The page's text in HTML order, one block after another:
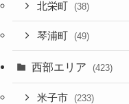
北栄町 (38)
琴浦町 (49)
西部エリア (423)
米子市 (233)